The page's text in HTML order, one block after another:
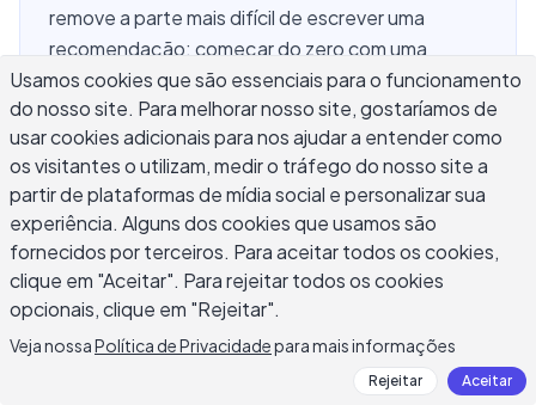
remove a parte mais difícil de escrever uma
recomendação: começar do zero com uma
noção vaga do que a carta precisa realizar. Seja
você um gerente apoiando a busca de emprego
de um ex-funcionário, um professor apoiando a
candidatura de um aluno para pós-graduação ou
um mentor escrevendo uma referência de
caráter, o gerador lida com a estrutura e a
linguagem profissional enquanto você fornece as
evidências que dão credibilidade à carta. Este
guia cobre as entradas específicas que produzem
uma saída forte de IA, como o processo de
geração difere entre cartas profissionais,
Usamos cookies que são essenciais para o funcionamento
do nosso site. Para melhorar nosso site, gostaríamos de
usar cookies adicionais para nos ajudar a entender como
os visitantes o utilizam, medir o tráfego do nosso site a
partir de plataformas de mídia social e personalizar sua
experiência. Alguns dos cookies que usamos são
fornecidos por terceiros. Para aceitar todos os cookies,
clique em "Aceitar". Para rejeitar todos os cookies
opcionais, clique em "Rejeitar".
Veja nossaPolítica de Privacidadepara mais informações
Rejeitar Aceitar